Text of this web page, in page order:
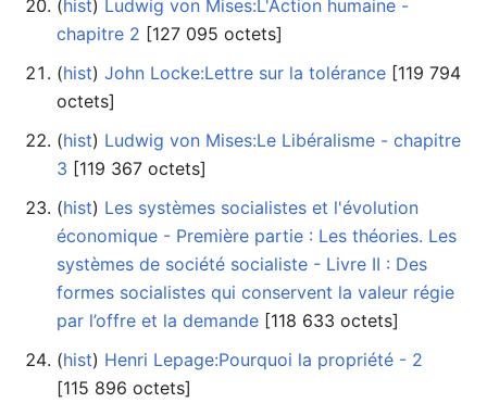
(hist) ‎ Ludwig von Mises:L'Action humaine -
chapitre 2 ‎[127 095 octets]
(hist) ‎ John Locke:Lettre sur la tolérance ‎[119 794
octets]
(hist) ‎ Ludwig von Mises:Le Libéralisme - chapitre
3 ‎[119 367 octets]
(hist) ‎ Les systèmes socialistes et l'évolution
économique - Première partie : Les théories. Les
systèmes de société socialiste - Livre II : Des
formes socialistes qui conservent la valeur régie
par l’offre et la demande ‎[118 633 octets]
(hist) ‎ Henri Lepage:Pourquoi la propriété - 2
‎[115 896 octets]